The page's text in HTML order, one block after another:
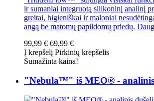
ir sumaniai integruotą silikoninį analinį
greitai, higieniškai ir maloniai
angą be matomų papildomų priedų.
99,99 € 69,99 €
Į krepšelį Pirkinių krepšelis
Sumažinta kaina!
"Nebula™" iš MEO® - analinis